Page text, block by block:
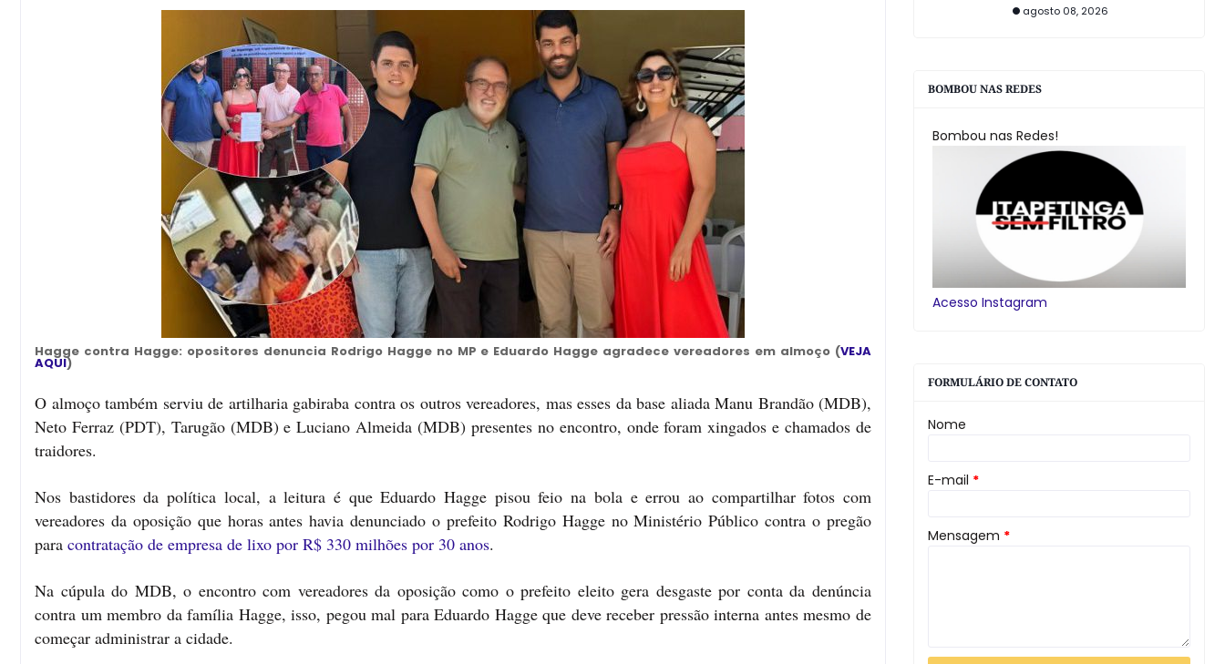
Hagge contra Hagge: opositores denuncia Rodrigo Hagge no MP e Eduardo Hagge agradece vereadores em almoço (VEJA
AQUI)
O almoço também serviu de artilharia gabiraba contra os outros vereadores, mas esses da base aliada Manu Brandão (MDB),
Neto Ferraz (PDT), Tarugão (MDB) e Luciano Almeida (MDB) presentes no encontro, onde foram xingados e chamados de
traidores.
Nos bastidores da política local, a leitura é que Eduardo Hagge pisou feio na bola e errou ao compartilhar fotos com
vereadores da oposição que horas antes havia denunciado o prefeito Rodrigo Hagge no Ministério Público contra o pregão
para contratação de empresa de lixo por R$ 330 milhões por 30 anos.
Na cúpula do MDB, o encontro com vereadores da oposição como o prefeito eleito gera desgaste por conta da denúncia
contra um membro da família Hagge, isso, pegou mal para Eduardo Hagge que deve receber pressão interna antes mesmo de
começar administrar a cidade.
agosto 08, 2026
BOMBOU NAS REDES
Bombou nas Redes!
Acesso Instagram
FORMULÁRIO DE CONTATO
Nome
E-mail *
Mensagem *